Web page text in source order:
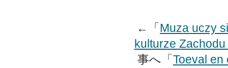
←「Muza uczy
kulturze
事へ「Toeval en